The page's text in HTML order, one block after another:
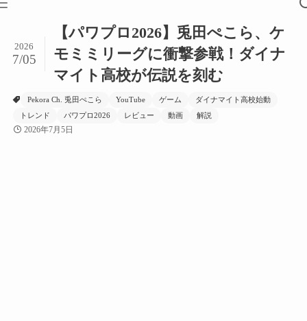
【パワプロ2026】兎田ぺこら、ケ
モミミリーグに衝撃参戦！ダイナ
マイト高校が伝説を刻む
2026
7/05
Pekora Ch. 兎田ぺこら YouTube ゲーム
ダイナマイト高校始動
トレンド
パワプロ2026 レビュー 動画 解説
2026年7月5日